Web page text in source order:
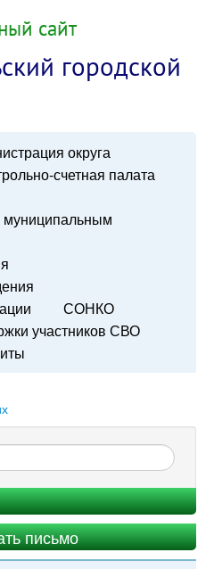
сайт
городской
округа
счетная палата
муниципальным
СОНКО
участников СВО
письмо